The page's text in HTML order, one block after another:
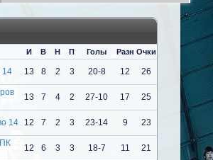
И В Н П Голы Разн Очки
14 13 8 2 3 20-8 12 26
13 7 4 2 27-10 17 25
14 12 7 2 3 23-14 9 23
12 6 3 3 18-7 11 21